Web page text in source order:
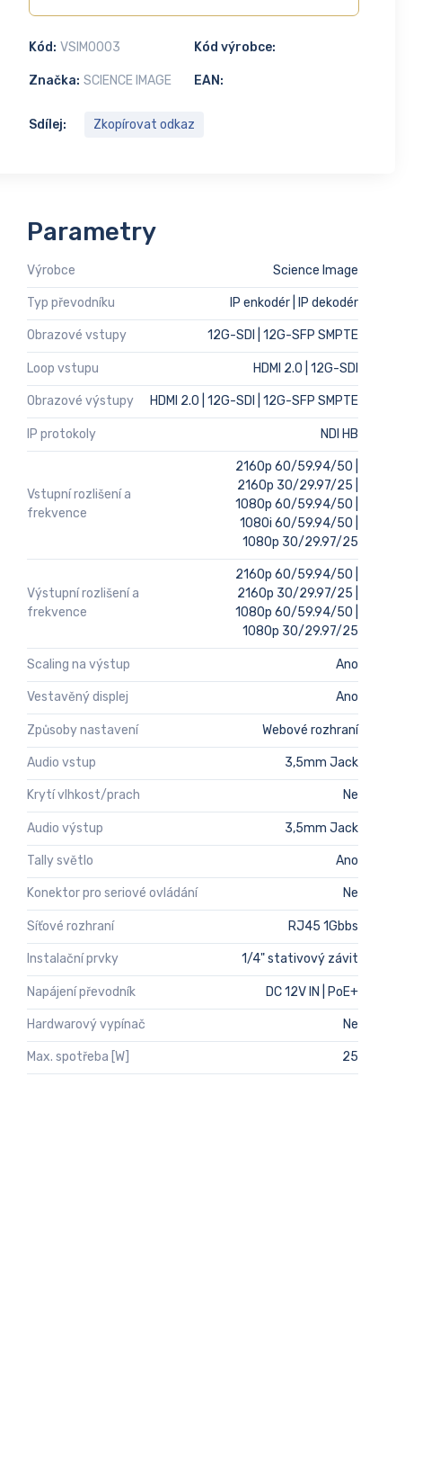
Kód: VSIM0003 Kód výrobce:
EAN:
Značka: SCIENCE IMAGE
Sdílej: Zkopírovat odkaz
Parametry
Výrobce Science Image
Typ převodníku IP enkodér | IP dekodér
Obrazové vstupy 12G-SDI | 12G-SFP SMPTE
Loop vstupu HDMI 2.0 | 12G-SDI
Obrazové výstupy HDMI 2.0 | 12G-SDI | 12G-SFP SMPTE
IP protokoly NDI HB
Vstupní rozlišení a
frekvence
2160p 60/59.94/50 |
2160p 30/29.97/25 |
1080p 60/59.94/50 |
1080i 60/59.94/50 |
1080p 30/29.97/25
Výstupní rozlišení a
frekvence
2160p 60/59.94/50 |
2160p 30/29.97/25 |
1080p 60/59.94/50 |
1080p 30/29.97/25
Scaling na výstup Ano
Vestavěný displej Ano
Způsoby nastavení Webové rozhraní
Audio vstup 3,5mm Jack
Krytí vlhkost/prach Ne
Audio výstup 3,5mm Jack
Tally světlo Ano
Konektor pro seriové ovládání Ne
Síťové rozhraní RJ45 1Gbbs
Instalační prvky 1/4" stativový závit
Napájení převodník DC 12V IN | PoE+
Hardwarový vypínač Ne
Max. spotřeba [W] 25